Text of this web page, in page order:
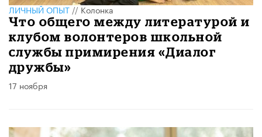
ЛИЧНЫЙ ОПЫТ//Колонка
Что общего между литературой и
клубом волонтеров школьной
службы примирения «Диалог
дружбы»
17 ноября